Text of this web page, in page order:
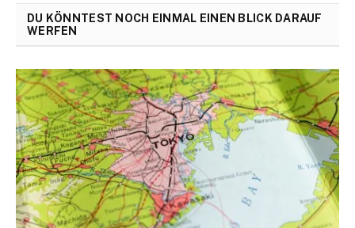
DU KÖNNTEST NOCH EINMAL EINEN BLICK DARAUF
WERFEN